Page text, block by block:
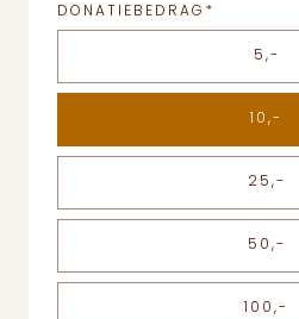
DONATIEBEDRAG *
5,-
10,-
25,-
50,-
100,-